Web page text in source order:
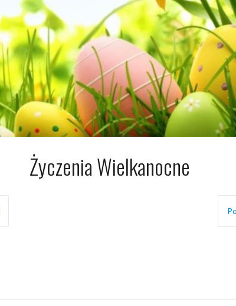
Życzenia Wielkanocne